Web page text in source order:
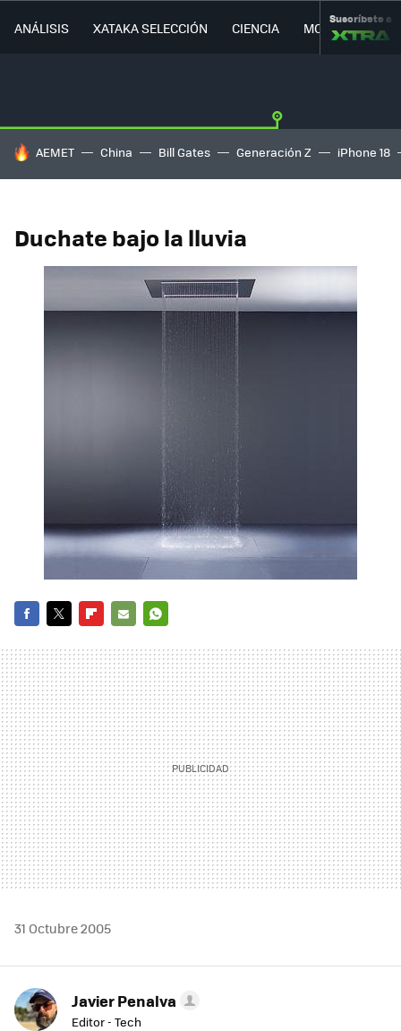
ANÁLISIS XATAKA SELECCIÓN CIENCIA MOVILIDAD
Suscríbete a
HOY SE HABLA DE
AEMET China Bill Gates Generación Z iPhone 18
Duchate bajo la lluvia
MAIL
31 Octubre 2005
Javier Penalva
Editor - Tech